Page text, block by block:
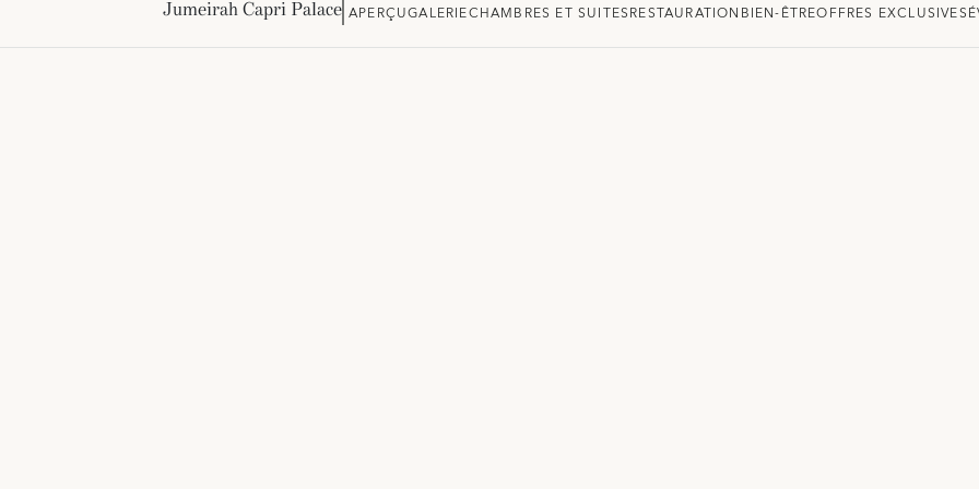
Jumeirah Capri Palace APERÇUGALERIECHAMBRES ET SUITESRESTAURATIONBIEN-ÊTREOFFRES EXCLUSIVES